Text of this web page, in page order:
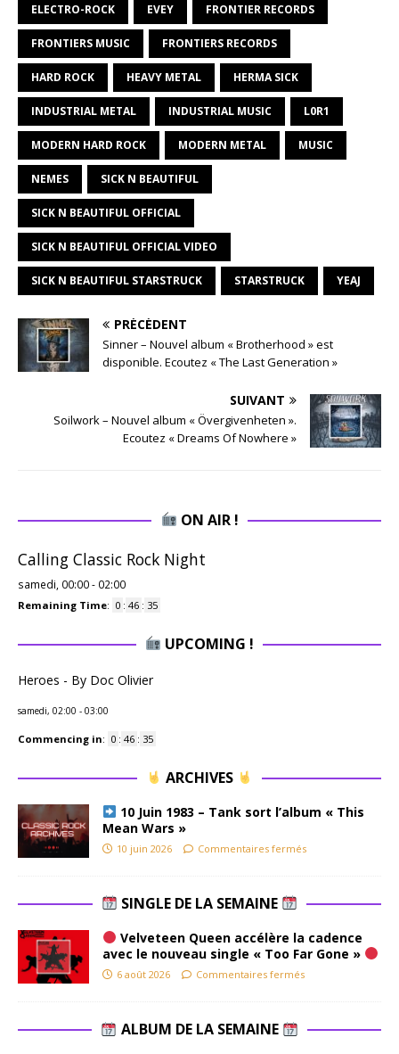
ELECTRO-ROCK EVEY FRONTIER RECORDS
FRONTIERS MUSIC FRONTIERS RECORDS
HARD ROCK HEAVY METAL HERMA SICK
INDUSTRIAL METAL INDUSTRIAL MUSIC L0R1
MODERN HARD ROCK MODERN METAL MUSIC
NEMES SICK N BEAUTIFUL
SICK N BEAUTIFUL OFFICIAL
SICK N BEAUTIFUL OFFICIAL VIDEO
SICK N BEAUTIFUL STARSTRUCK STARSTRUCK YEAJ
PRÉCÉDENT
Sinner – Nouvel album « Brotherhood » est
disponible. Ecoutez « The Last Generation »
SUIVANT
Soilwork – Nouvel album « Övergivenheten ».
Ecoutez « Dreams Of Nowhere »
ON AIR !
Calling Classic Rock Night
samedi, 00:00- 02:00
Remaining Time: 0 : 46 : 34
UPCOMING !
Heroes - By Doc Olivier
samedi, 02:00 - 03:00
Commencing in: 0 : 46 : 34
ARCHIVES
10 Juin 1983 – Tank sort l’album « This
Mean Wars »
10 juin 2026 Commentaires fermés
SINGLE DE LA SEMAINE
Velveteen Queen accélère la cadence
avec le nouveau single « Too Far Gone »
6 août 2026 Commentaires fermés
ALBUM DE LA SEMAINE